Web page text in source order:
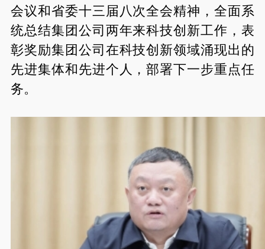
会议和省委十三届八次全会精神，全面系
统总结集团公司两年来科技创新工作，表
彰奖励集团公司在科技创新领域涌现出的
先进集体和先进个人，部署下一步重点任
务。